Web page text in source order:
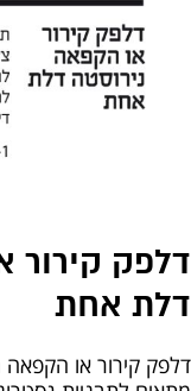
דלפק קירור
דלת אחת